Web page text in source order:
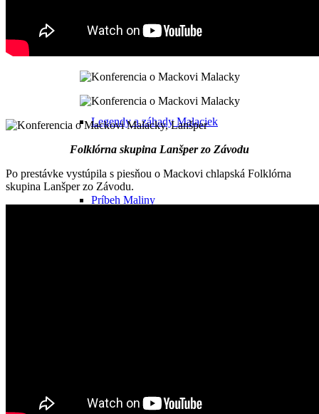
Legendy a záhady Malaciek
Príbeh Maliny
Folklórna skupina Lanšper zo Závodu
Po prestávke vystúpila s piesňou o Mackovi chlapská Folklórna
skupina Lanšper zo Závodu.